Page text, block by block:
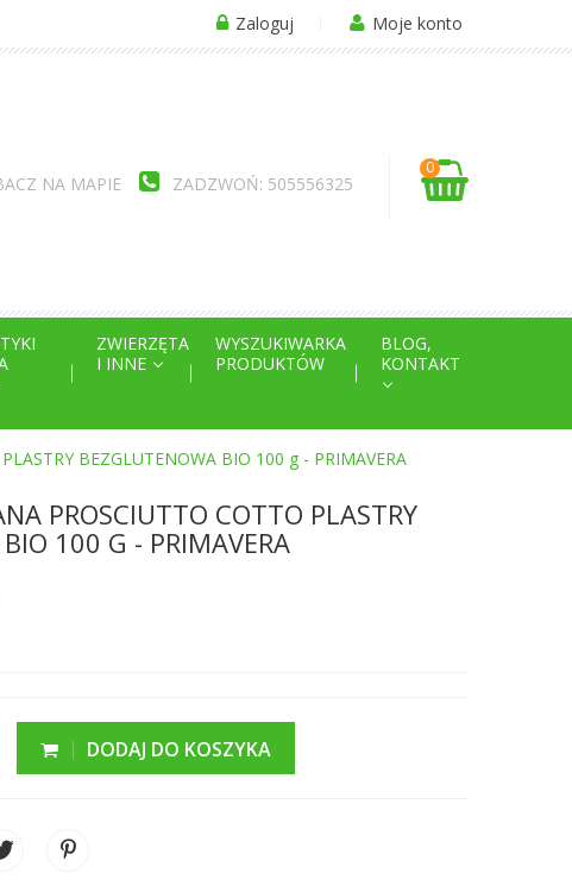
Zaloguj Moje konto
NA MAPIE ZADZWOŃ: 505556325
0
ZWIERZĘTA
I INNE
WYSZUKIWARKA
PRODUKTÓW
BLOG,
KONTAKT
BEZGLUTENOWA BIO 100 g - PRIMAVERA
PROSCIUTTO COTTO PLASTRY
100 G - PRIMAVERA
DODAJ DO KOSZYKA